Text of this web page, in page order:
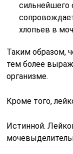
сильнейшего
хлопьев в
Таким образом,
тем более
организме.
Кроме того,
Истинной.